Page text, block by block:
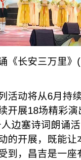
《长安三万里》
活动将从6月持
开展18场精彩
边塞诗词朗诵
的开展，既能
到，昌吉是一